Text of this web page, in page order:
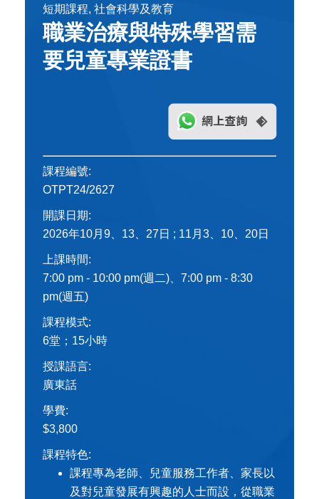
短期課程, 社會科學及教育
職業治療與特殊學習需
要兒童專業證書
課程編號:
OTPT24/2627
開課日期:
2026年10月9、13、27日 ; 11月3、10、20日
上課時間:
7:00 pm - 10:00 pm(週二)、7:00 pm - 8:30
pm(週五)
課程模式:
6堂；15小時
授課語言:
廣東話
學費:
$3,800
課程特色:
課程專為老師、兒童服務工作者、家長以
及對兒童發展有興趣的人士而設，從職業